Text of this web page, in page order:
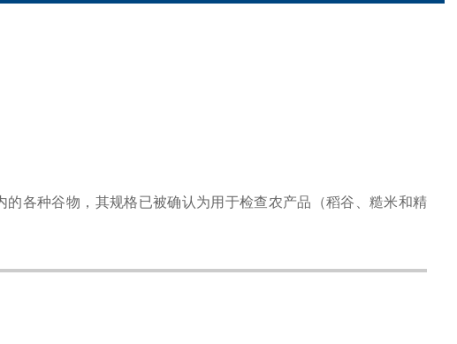
各种谷物，其规格已被确认为用于检查农产品（稻谷、糙米和精